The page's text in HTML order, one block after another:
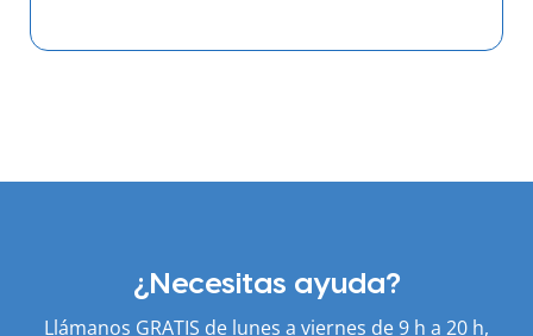
¿Necesitas ayuda?
Llámanos GRATIS de lunes a viernes de 9 h a 20 h,